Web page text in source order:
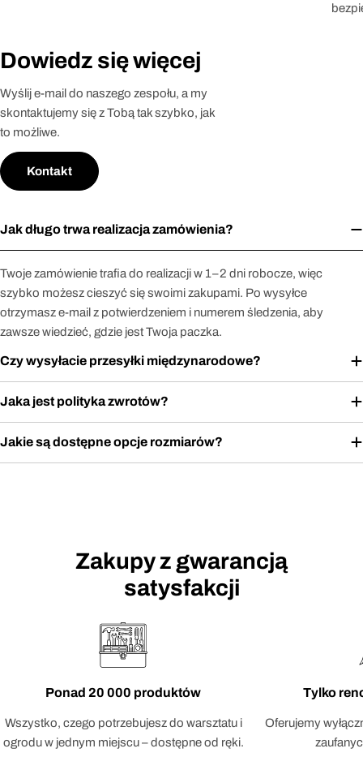
Dowiedz się więcej
Wyślij e-mail do naszego zespołu, a my
skontaktujemy się z Tobą tak szybko, jak
to możliwe.
Kontakt
Jak długo trwa realizacja zamówienia?
Twoje zamówienie trafia do realizacji w 1–2 dni robocze, więc
szybko możesz cieszyć się swoimi zakupami. Po wysyłce
otrzymasz e-mail z potwierdzeniem i numerem śledzenia, aby
zawsze wiedzieć, gdzie jest Twoja paczka.
Czy wysyłacie przesyłki międzynarodowe?
Jaka jest polityka zwrotów?
Jakie są dostępne opcje rozmiarów?
Zakupy z gwarancją
satysfakcji
Ponad 20 000 produktów
Wszystko, czego potrzebujesz do warsztatu i
ogrodu w jednym miejscu – dostępne od ręki.
Tylko
Oferujemy